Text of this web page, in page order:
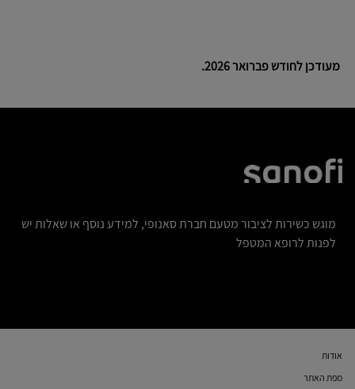
מעודכן לחודש פברואר 2026.
מוגש כשירות לציבור מטעם חברת סאנופי, למידע נוסף או שאלות יש
לפנות לרופא המטפל
אודות
מפת האתר